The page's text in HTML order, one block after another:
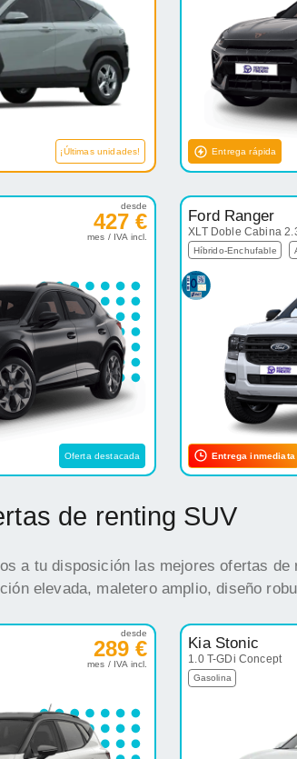
¡Últimas unidades! Entrega rápida
desde
427 €
mes / IVA incl.
Oferta destacada
Ford Ranger
XLT Doble Cabina
Híbrido-Enchufable
Entrega inmediata
de renting SUV
a tu disposición las mejores ofertas
elevada, maletero amplio, diseño
desde
289 €
mes / IVA incl.
Kia Stonic
1.0 T-GDi Concept
Gasolina